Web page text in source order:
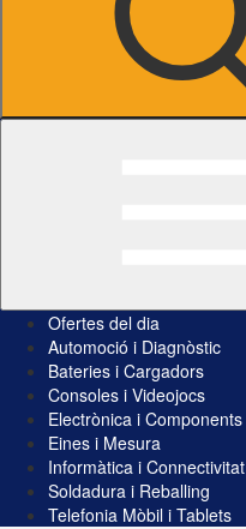
Ofertes del dia
Automoció i Diagnòstic
Bateries i Cargadors
Consoles i Videojocs
Electrònica i Components
Eines i Mesura
Informàtica i Connectivitat
Soldadura i Reballing
Telefonia Mòbil i Tablets